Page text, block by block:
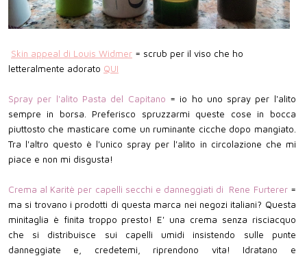
Skin appeal di Louis Widmer = scrub per il viso che ho
letteralmente adorato QUI
Spray per l'alito Pasta del Capitano = io ho uno spray per l'alito
sempre in borsa. Preferisco spruzzarmi queste cose in bocca
piuttosto che masticare come un ruminante cicche dopo mangiato.
Tra l'altro questo è l'unico spray per l'alito in circolazione che mi
piace e non mi disgusta!
Crema al Karitè per capelli secchi e danneggiati di Rene Furterer=
ma si trovano i prodotti di questa marca nei negozi italiani? Questa
minitaglia è finita troppo presto! E' una crema senza risciacquo
che si distribuisce sui capelli umidi insistendo sulle punte
danneggiate e, credetemi, riprendono vita! Idratano e